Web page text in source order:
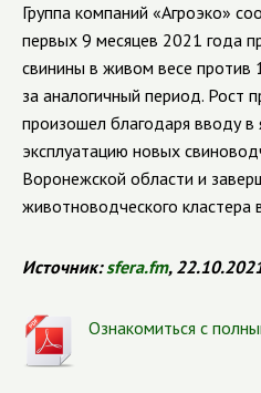
Группа компаний «Агроэко»
первых 9 месяцев 2021 года
свинины в живом весе против
за аналогичный период. Рост
произошел благодаря вводу в
эксплуатацию новых
Воронежской области и
животноводческого кластера
Источник:sfera.fm,
Ознакомиться с